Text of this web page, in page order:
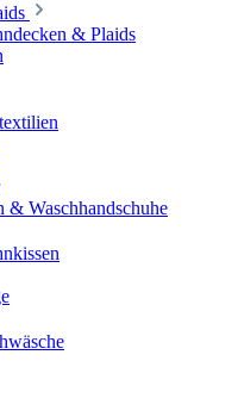
& Plaids
& Waschhandschuhe